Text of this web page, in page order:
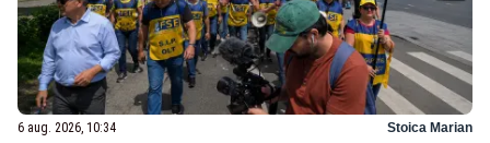
6 aug. 2026, 10:34 Stoica Marian